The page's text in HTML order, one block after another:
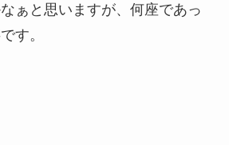
ぁと思いますが、何座であっ
す。